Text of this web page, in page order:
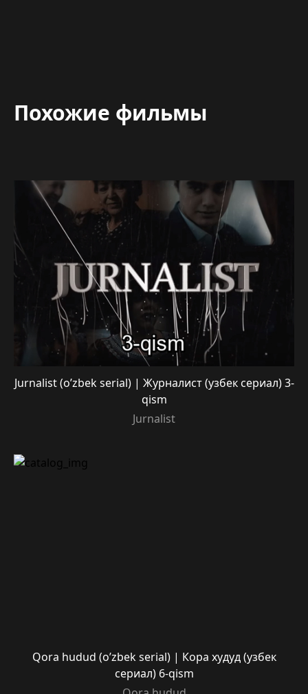
Похожие фильмы
Jurnalist (o’zbek serial) | Журналист (узбек сериал) 3-
qism
Jurnalist
Qora hudud (o’zbek serial) | Кора худуд (узбек
сериал) 6-qism